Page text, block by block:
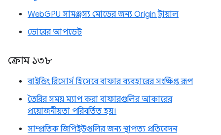
WebGPU সামঞ্জস্য মোডের জন্য Origin ট্রায়াল
ভোরের আপডেট
ক্রোম ১৩৮
বাইন্ডিং রিসোর্স হিসেবে বাফার ব্যবহারের সংক্ষিপ্ত রূপ
তৈরির সময় ম্যাপ করা বাফারগুলির আকারের
প্রয়োজনীয়তা পরিবর্তিত হয়।
সাম্প্রতিক জিপিইউগুলির জন্য স্থাপত্য প্রতিবেদন